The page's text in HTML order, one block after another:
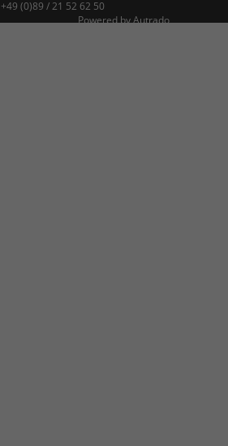
+49 (0)89 / 21 52 62 50
Powered by Autrado